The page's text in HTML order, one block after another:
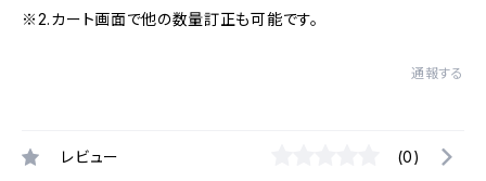
※2.カート画面で他の数量訂正も可能です。
通報する
レビュー (0)